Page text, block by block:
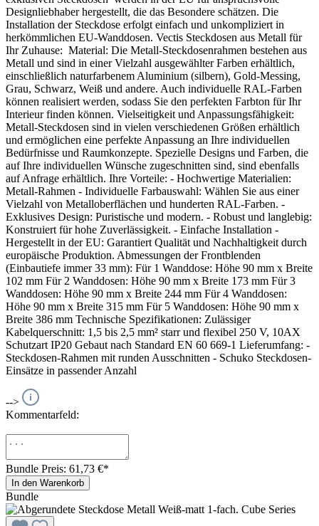
Designliebhaber hergestellt, die das Besondere schätzen. Die
Installation der Steckdose erfolgt einfach und unkompliziert in
herkömmlichen EU-Wanddosen. Vectis Steckdosen aus Metall für
Ihr Zuhause: Material: Die Metall-Steckdosenrahmen bestehen aus
Metall und sind in einer Vielzahl ausgewählter Farben erhältlich,
einschließlich naturfarbenem Aluminium (silbern), Gold-Messing,
Grau, Schwarz, Weiß und andere. Auch individuelle RAL-Farben
können realisiert werden, sodass Sie den perfekten Farbton für Ihr
Interieur finden können. Vielseitigkeit und Anpassungsfähigkeit:
Metall-Steckdosen sind in vielen verschiedenen Größen erhältlich
und ermöglichen eine perfekte Anpassung an Ihre individuellen
Bedürfnisse und Raumkonzepte. Spezielle Designs und Farben, die
auf Ihre individuellen Wünsche zugeschnitten sind, sind ebenfalls
auf Anfrage erhältlich. Ihre Vorteile: - Hochwertige Materialien:
Metall-Rahmen - Individuelle Farbauswahl: Wählen Sie aus einer
Vielzahl von Metalloberflächen und hunderten RAL-Farben. -
Exklusives Design: Puristische und modern. - Robust und langlebig:
Konstruiert für hohe Zuverlässigkeit. - Einfache Installation -
Hergestellt in der EU: Garantiert Qualität und Nachhaltigkeit durch
europäische Produktion. Abmessungen der Frontblenden
(Einbautiefe immer 33 mm): Für 1 Wanddose: Höhe 90 mm x Breite
102 mm Für 2 Wanddosen: Höhe 90 mm x Breite 173 mm Für 3
Wanddosen: Höhe 90 mm x Breite 244 mm Für 4 Wanddosen:
Höhe 90 mm x Breite 315 mm Für 5 Wanddosen: Höhe 90 mm x
Breite 386 mm Technische Spezifikationen: Zulässiger
Kabelquerschnitt: 1,5 bis 2,5 mm² starr und flexibel 250 V, 10AX
Schutzart IP20 Gebaut nach Standard EN 60 669-1 Lieferumfang: -
Steckdosen-Rahmen mit runden Ausschnitten - Schuko Steckdosen-
Einsätze in passender Anzahl
-->
Kommentarfeld:
Bundle Preis: 61,73 €*
In den Warenkorb
Bundle